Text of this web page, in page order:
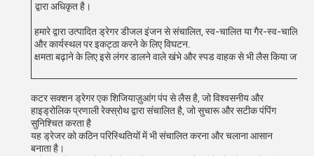
द्वारा अधिकृत है।
हमारे द्वारा उत्पादित ड्रेगर डीजल इंजन से संचालित, स्व-चालित या गैर-स्व-
और कार्यस्थल पर इकट्ठा करने के लिए विघटन.
क्षमता बढ़ाने के लिए इसे लंगर डालने वाले खंभे और स्पड वाहक से भी लैस किया जा
कटर सक्शन ड्रेगर एक शिजियाज़ुआंग पंप से लैस है, जो विश्वसनीय और
हाइड्रोलिक प्रणाली रेक्स्रोथ द्वारा संचालित है, जो सुचारू और सटीक पंपिंग
सुनिश्चित करता है
यह ड्रेजर को कठिन परिस्थितियों में भी संचालित करना और चलाना आसान
बनाता है।